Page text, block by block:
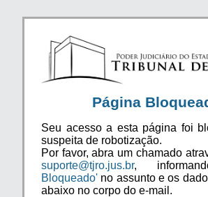
Página
Seu acesso a esta página foi
suspeita de robotização.
Por favor, abra um chamado
suporte@tjro.jus.br,
Bloqueado' no assunto e os
abaixo no corpo do e-mail.